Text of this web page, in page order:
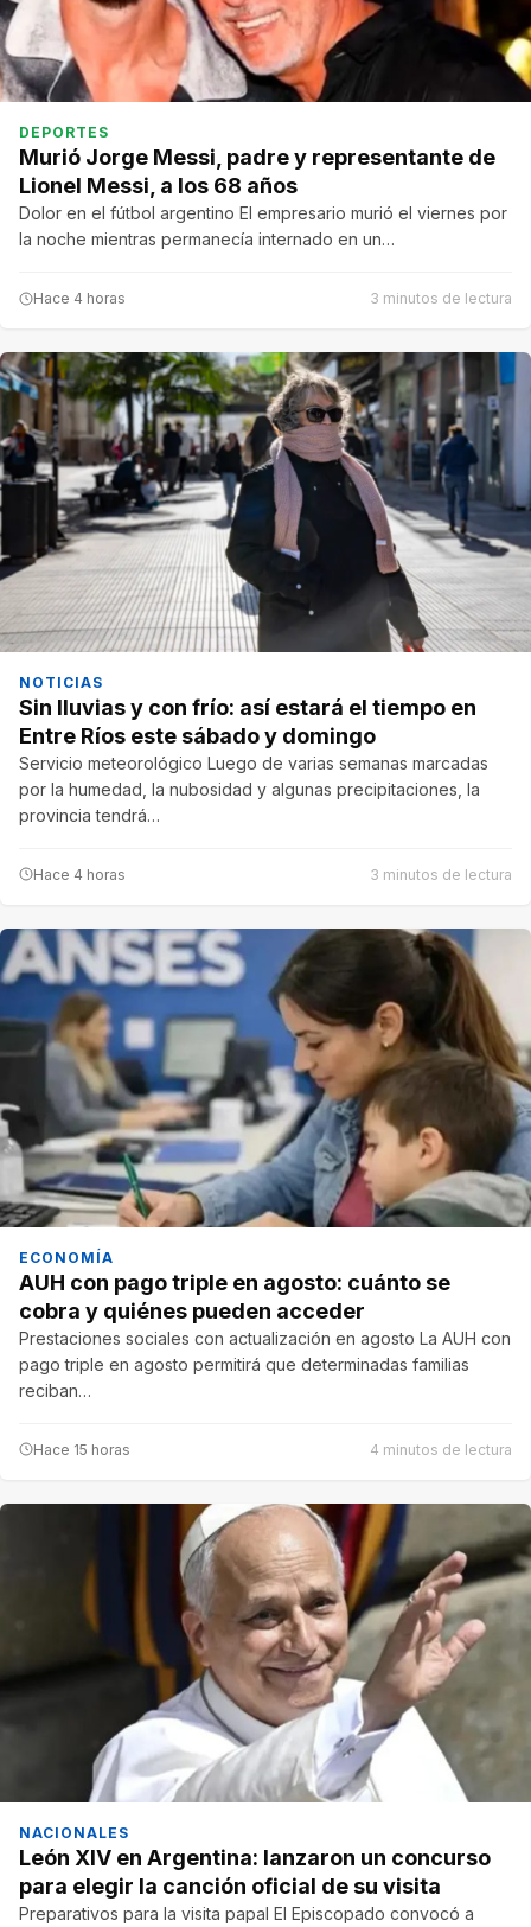
DEPORTES
Murió Jorge Messi, padre y representante de
Lionel Messi, a los 68 años
Dolor en el fútbol argentino El empresario murió el viernes por
la noche mientras permanecía internado en un…
Hace 4 horas 3 minutos de lectura
NOTICIAS
Sin lluvias y con frío: así estará el tiempo en
Entre Ríos este sábado y domingo
Servicio meteorológico Luego de varias semanas marcadas
por la humedad, la nubosidad y algunas precipitaciones, la
provincia tendrá…
Hace 4 horas 3 minutos de lectura
ECONOMÍA
AUH con pago triple en agosto: cuánto se
cobra y quiénes pueden acceder
Prestaciones sociales con actualización en agosto La AUH con
pago triple en agosto permitirá que determinadas familias
reciban…
Hace 15 horas 4 minutos de lectura
NACIONALES
León XIV en Argentina: lanzaron un concurso
para elegir la canción oficial de su visita
Preparativos para la visita papal El Episcopado convocó a